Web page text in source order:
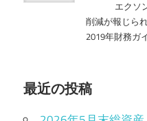
最近の投稿